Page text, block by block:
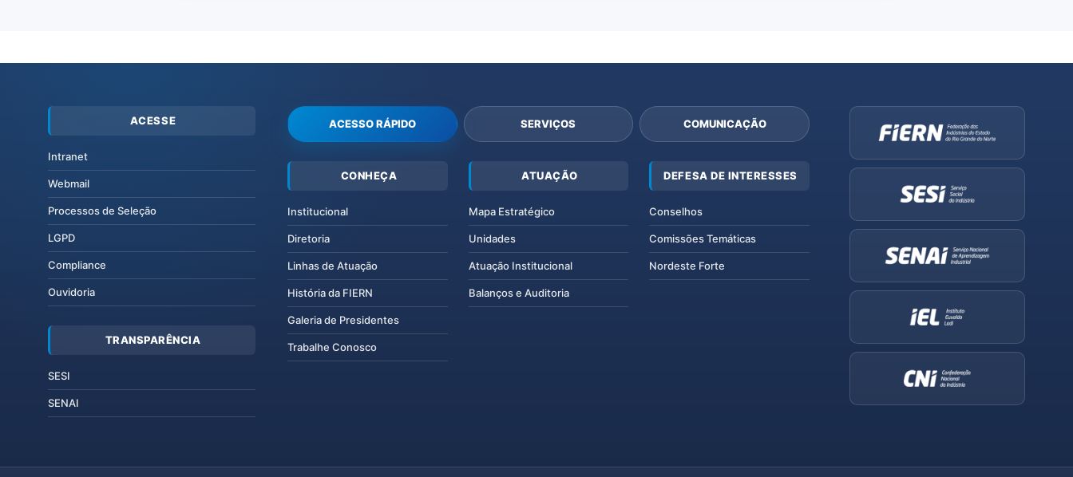
ACESSE
Intranet
Webmail
Processos de Seleção
LGPD
Compliance
Ouvidoria
TRANSPARÊNCIA
SESI
SENAI
ACESSO RÁPIDO SERVIÇOS COMUNICAÇÃO
CONHEÇA
Institucional
Diretoria
Linhas de Atuação
História da FIERN
Galeria de Presidentes
Trabalhe Conosco
ATUAÇÃO
Mapa Estratégico
Unidades
Atuação Institucional
Balanços e Auditoria
DEFESA DE INTERESSES
Conselhos
Comissões Temáticas
Nordeste Forte